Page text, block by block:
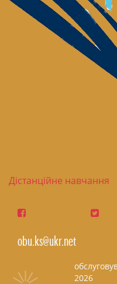
Дістанційне навчання
obu.ks@ukr.net
2026